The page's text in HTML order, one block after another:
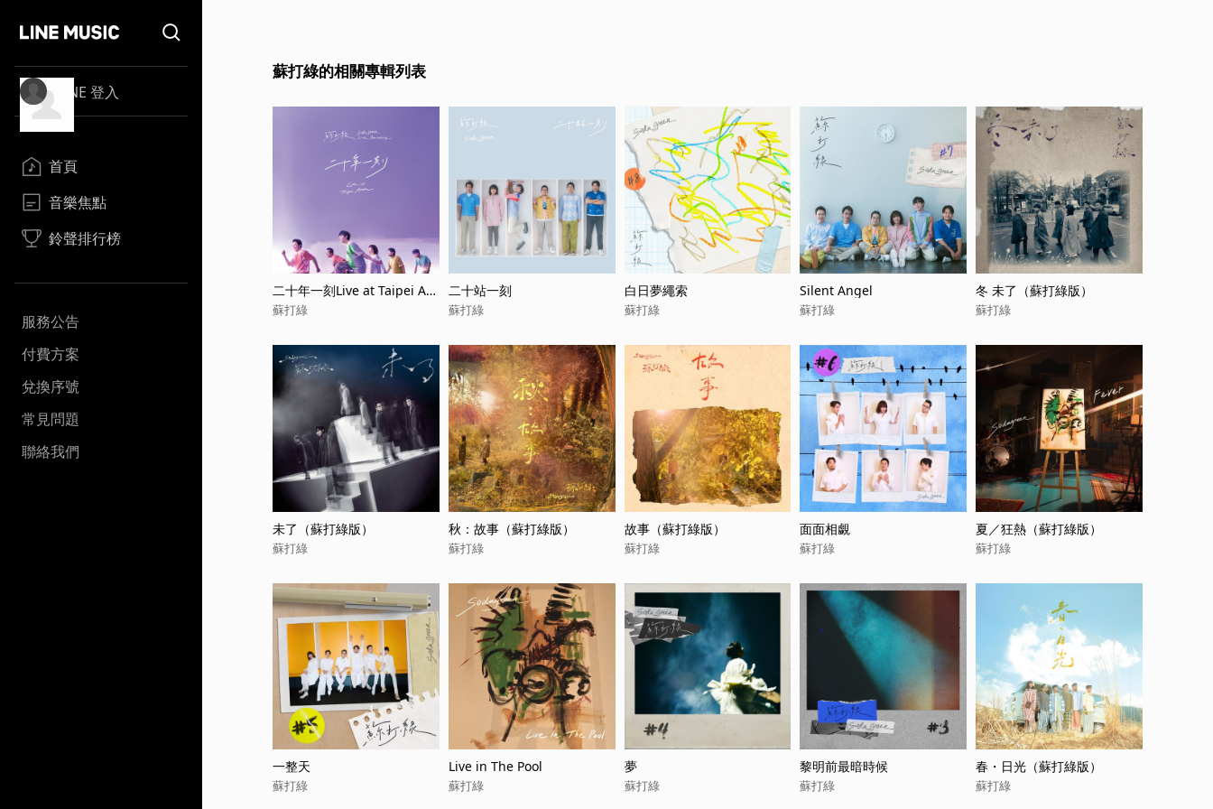
LINE 登入
首頁
音樂焦點
鈴聲排行榜
服務公告
付費方案
兌換序號
常見問題
聯絡我們
蘇打綠的相關專輯列表
二十年一刻Live at Taipei Are
na
蘇打綠
二十站一刻
蘇打綠
白日夢繩索
蘇打綠
Silent Angel
蘇打綠
冬 未了（蘇打綠版）
蘇打綠
未了（蘇打綠版）
蘇打綠
秋：故事（蘇打綠版）
蘇打綠
故事（蘇打綠版）
蘇打綠
面面相覷
蘇打綠
夏／狂熱（蘇打綠版）
蘇打綠
一整天
蘇打綠
Live in The Pool
蘇打綠
夢
蘇打綠
黎明前最暗時候
蘇打綠
春・日光（蘇打綠版）
蘇打綠